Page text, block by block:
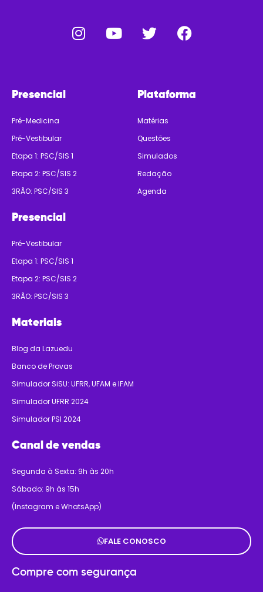
Presencial
Pré-Medicina
Pré-Vestibular
Etapa 1: PSC/SIS 1
Etapa 2: PSC/SIS 2
3RÃO: PSC/SIS 3
Presencial
Pré-Vestibular
Etapa 1: PSC/SIS 1
Etapa 2: PSC/SIS 2
3RÃO: PSC/SIS 3
Plataforma
Matérias
Questões
Simulados
Redação
Agenda
Materiais
Blog da Lazuedu
Banco de Provas
Simulador SiSU: UFRR, UFAM e IFAM
Simulador UFRR 2024
Simulador PSI 2024
Canal de vendas
Segunda à Sexta: 9h às 20h
Sábado: 9h às 15h
(Instagram e WhatsApp)
FALE CONOSCO
Compre com segurança